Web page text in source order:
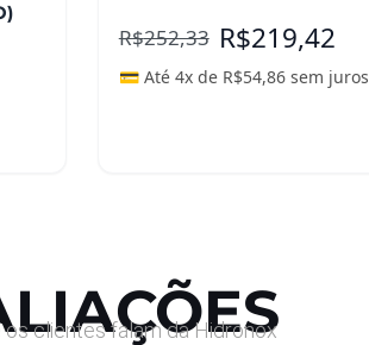
R$252,33 R$219,42
💳 Até 4x de R$54,86sem juros
os clientes falam da Hidronox